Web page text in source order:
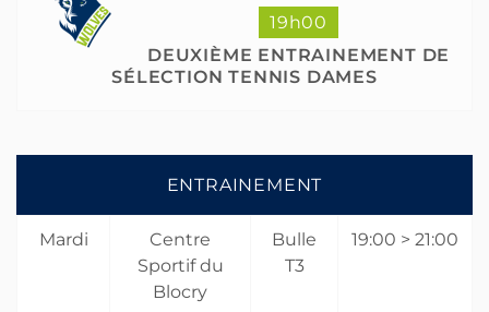
19h00
DEUXIÈME ENTRAINEMENT DE
SÉLECTION TENNIS DAMES
ENTRAINEMENT
Mardi
Centre
Sportif du
Blocry
Bulle
T3
19:00 > 21:00